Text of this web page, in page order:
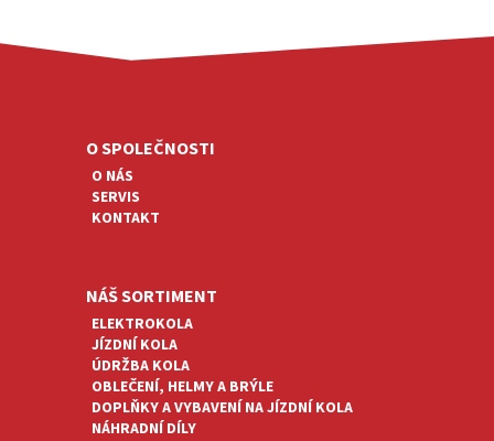
O SPOLEČNOSTI
O NÁS
SERVIS
KONTAKT
NÁŠ SORTIMENT
ELEKTROKOLA
JÍZDNÍ KOLA
ÚDRŽBA KOLA
OBLEČENÍ, HELMY A BRÝLE
DOPLŇKY A VYBAVENÍ NA JÍZDNÍ KOLA
NÁHRADNÍ DÍLY